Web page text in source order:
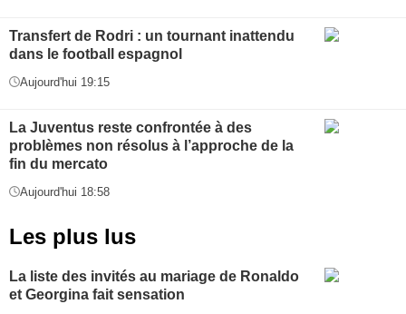
Transfert de Rodri : un tournant inattendu
dans le football espagnol
Aujourd'hui 19:15
La Juventus reste confrontée à des
problèmes non résolus à l’approche de la
fin du mercato
Aujourd'hui 18:58
Les plus lus
La liste des invités au mariage de Ronaldo
et Georgina fait sensation